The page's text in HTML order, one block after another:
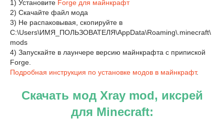
1) Установите Forge для майнкрафт
2) Скачайте файл мода
3) Не распаковывая, скопируйте в
C:\Users\ИМЯ_ПОЛЬЗОВАТЕЛЯ\AppData\Roaming\.minecraft\
mods
4) Запускайте в лаунчере версию майнкрафта с припиской
Forge.
Подробная инструкция по установке модов в майнкрафт.
Скачать мод Xray mod, иксрей
для Minecraft: